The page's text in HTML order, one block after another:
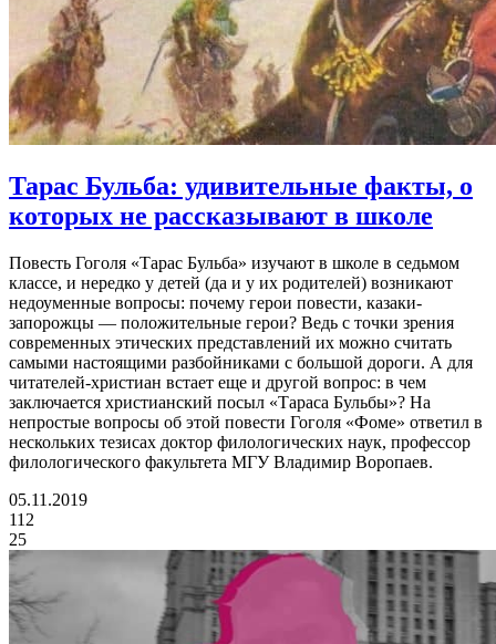
Тарас Бульба: удивительные факты, о
которых не рассказывают в школе
Повесть Гоголя «Тарас Бульба» изучают в школе в седьмом
классе, и нередко у детей (да и у их родителей) возникают
недоуменные вопросы: почему герои повести, казаки-
запорожцы — положительные герои? Ведь с точки зрения
современных этических представлений их можно считать
самыми настоящими разбойниками с большой дороги. А для
читателей-христиан встает еще и другой вопрос: в чем
заключается христианский посыл «Тараса Бульбы»? На
непростые вопросы об этой повести Гоголя «Фоме» ответил в
нескольких тезисах доктор филологических наук, профессор
филологического факультета МГУ Владимир Воропаев.
05.11.2019
112
25